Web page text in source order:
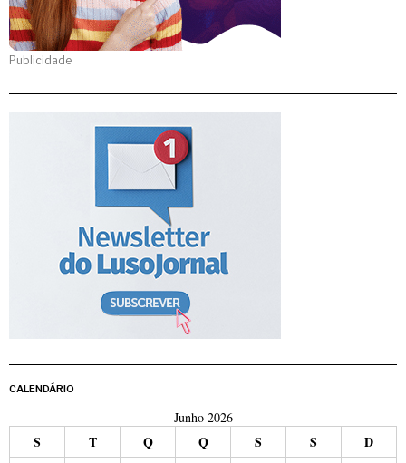
Publicidade
CALENDÁRIO
Junho 2026
S T Q Q S S D